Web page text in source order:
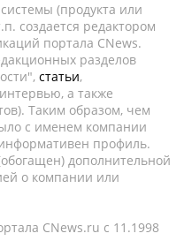
(продукта или
создается редактором
портала CNews.
разделов
статьи,
а также
Таким образом, чем
с именем компании
профиль.
дополнительной
о компании или
CNews.ru c 11.1998